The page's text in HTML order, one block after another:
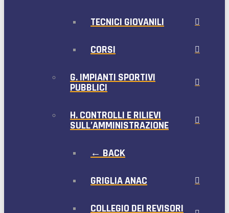
TECNICI GIOVANILI
CORSI
G. IMPIANTI SPORTIVI
PUBBLICI
H. CONTROLLI E RILIEVI
SULL’AMMINISTRAZIONE
← BACK
GRIGLIA ANAC
COLLEGIO DEI REVISORI